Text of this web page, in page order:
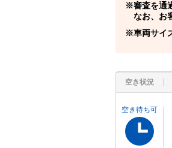
審査を通
なお、お
車両サイ
空き状況
空き待ち可